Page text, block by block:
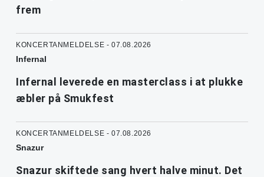
frem
KONCERTANMELDELSE - 07.08.2026
Infernal
Infernal leverede en masterclass i at plukke
æbler på Smukfest
KONCERTANMELDELSE - 07.08.2026
Snazur
Snazur skiftede sang hvert halve minut. Det